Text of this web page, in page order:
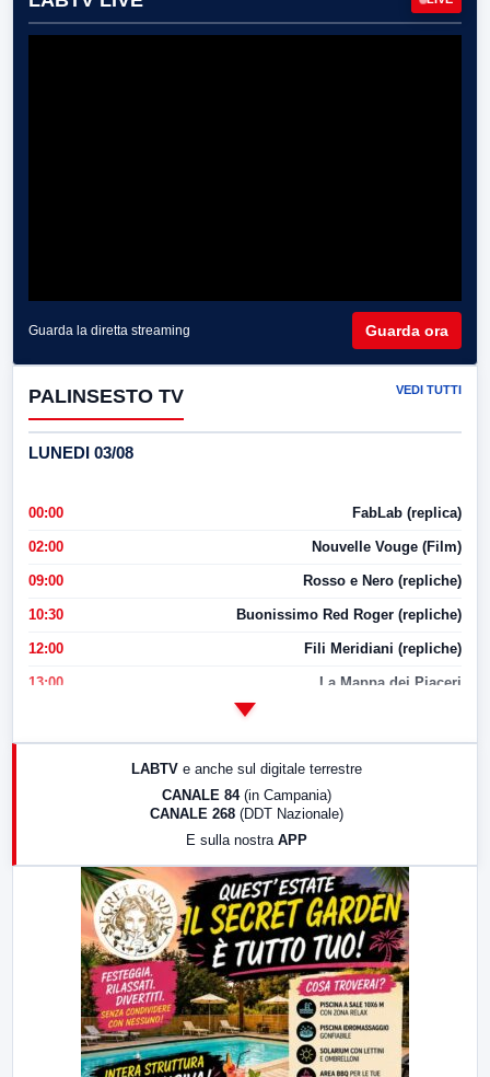
Guarda la diretta streaming Guarda ora
PALINSESTO TV VEDI TUTTI
LUNEDI 03/08
00:00 FabLab (replica)
02:00 Nouvelle Vouge (Film)
09:00 Rosso e Nero (repliche)
10:30 Buonissimo Red Roger (repliche)
12:00 Fili Meridiani (repliche)
13:00 La Mappa dei Piaceri
17:00 LabNews (replica)
LabNews (replica)
LABTV e anche sul digitale terrestre
CANALE 84 (in Campania)
CANALE 268 (DDT Nazionale)
E sulla nostra APP